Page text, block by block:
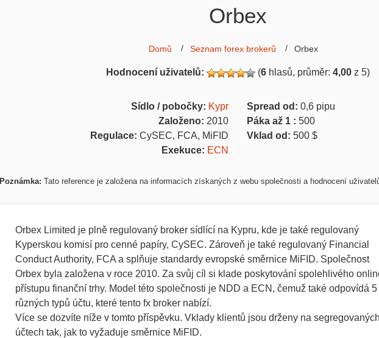
Orbex
Domů Seznam forex brokerů Orbex
Hodnocení uživatelů: (6hlasů, průměr: 4,00z 5)
Sídlo / pobočky: Kypr
Založeno: 2010
Regulace: CySEC, FCA, MiFID
Exekuce: ECN
Spread od: 0,6 pipu
Páka až 1 : 500
Vklad od: 500 $
Poznámka: Tato reference je založena na informacích získaných z webu společnosti a hodnocení
Orbex Limited je plně regulovaný broker sídlící na Kypru, kde je také regulovaný
Kyperskou komisí pro cenné papíry, CySEC. Zároveň je také regulovaný Financial
Conduct Authority, FCA a splňuje standardy evropské směrnice MiFID. Společnost
Orbex byla založena v roce 2010. Za svůj cíl si klade poskytování spolehlivého
přístupu finanční trhy. Model této společnosti je NDD a ECN, čemuž také odpovídá 5
různých typů účtu, které tento fx broker nabízí.
Více se dozvíte níže v tomto příspěvku. Vklady klientů jsou drženy na segregovaných
účtech tak, jak to vyžaduje směrnice MiFID.